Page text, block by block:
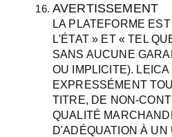
AVERTISSEMENT
LA PLATEFORME
L'ÉTAT » ET « TEL
SANS AUCUNE
OU IMPLICITE). LEICA
EXPRESSÉMENT
TITRE, DE NON-
QUALITÉ
D'ADÉQUATION À UN